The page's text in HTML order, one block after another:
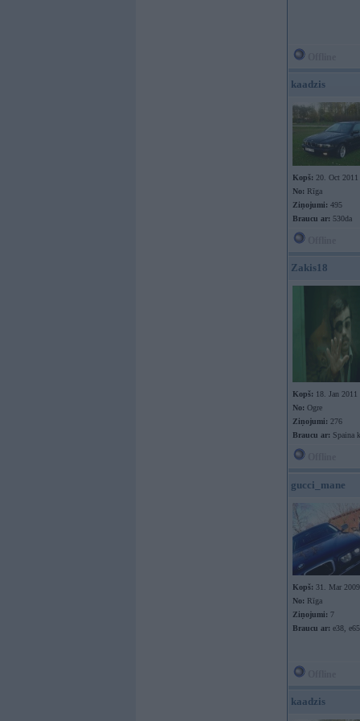
kaadzis
Kopš: 20. Oct 2011
No: Rīga
Ziņojumi: 495
Braucu ar: 530da
Zakis18
Kopš: 18. Jan 2011
No: Ogre
Ziņojumi: 276
Braucu ar: Spaina
gucci_mane
Kopš: 31. Mar 2009
No: Rīga
Ziņojumi: 7
Braucu ar: e38,
kaadzis